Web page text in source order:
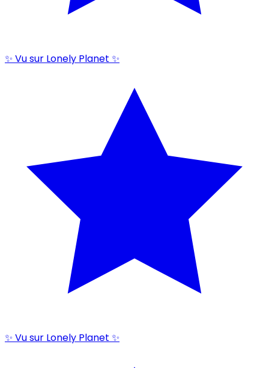
✨ Vu sur Lonely Planet ✨
✨ Vu sur Lonely Planet ✨